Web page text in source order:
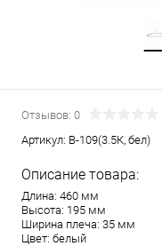
Отзывов: 0
Артикул: В-109(3.5К, бел)
Описание товара:
Длина: 460 мм
Высота: 195 мм
Ширина плеча: 35 мм
Цвет: белый